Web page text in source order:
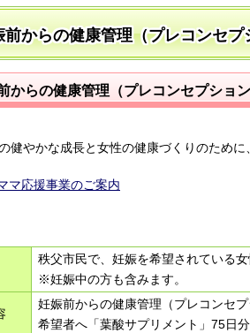
前からの健康管理（プレコンセ
からの健康管理（プレコンセプショ
健やかな成長と女性の健康づくりのため
マ応援事業のご案内
秩父市民で、妊娠を希望されている女
※妊娠中の方も含みます。
妊娠前からの健康管理（プレコンセ
希望者へ「葉酸サプリメント」75日